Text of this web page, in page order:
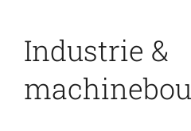
Industrie &